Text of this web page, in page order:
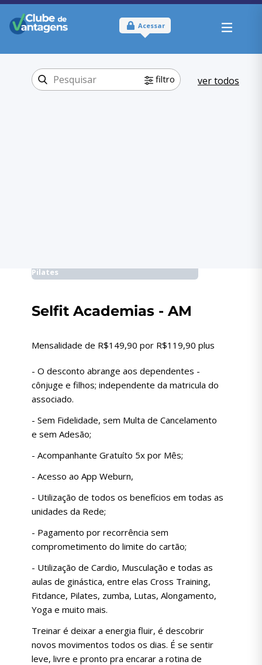
Acessar
filtro ver todos
Pilates
Selfit Academias - AM
Mensalidade de R$149,90 por R$119,90 plus
- O desconto abrange aos dependentes -
cônjuge e filhos; independente da matricula do
associado.
- Sem Fidelidade, sem Multa de Cancelamento
e sem Adesão;
- Acompanhante Gratuíto 5x por Mês;
- Acesso ao App Weburn,
- Utilização de todos os benefícios em todas as
unidades da Rede;
- Pagamento por recorrência sem
comprometimento do limite do cartão;
- Utilização de Cardio, Musculação e todas as
aulas de ginástica, entre elas Cross Training,
Fitdance, Pilates, zumba, Lutas, Alongamento,
Yoga e muito mais.
Treinar é deixar a energia fluir, é descobrir
novos movimentos todos os dias. É se sentir
leve, livre e pronto pra encarar a rotina de